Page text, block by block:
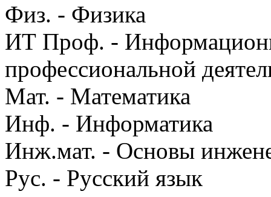
Физ. - Физика
ИТ Проф. -
профессиональной
Мат. - Математика
Инф. - Информатика
Инж.мат. - Основы
Рус. - Русский язык